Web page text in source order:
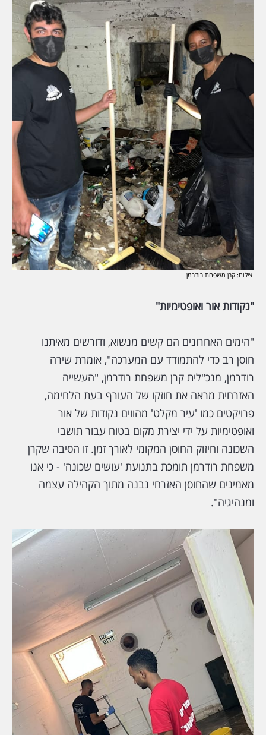
צילום: קרן משפחת רודרמן
"נקודות אור ואופטימיות"
"הימים האחרונים הם קשים מנשוא, ודורשים מאיתנו
חוסן רב כדי להתמודד עם המערכה", אומרת שירה
רודרמן, מנכ"לית קרן משפחת רודרמן, "העשייה
האזרחית מראה את חוזקו של העורף בעת הלחימה,
פרויקטים כמו 'עיר מקלט' מהווים נקודות של אור
ואופטימיות על ידי יצירת מקום בטוח עבור תושבי
השכונה וחיזוק החוסן המקומי לאורך זמן. זו הסיבה שקרן
משפחת רודרמן תומכת בתנועת 'עושים שכונה' - כי אנו
מאמינים שהחוסן האזרחי נבנה מתוך הקהילה עצמה
ומנהיגיה".